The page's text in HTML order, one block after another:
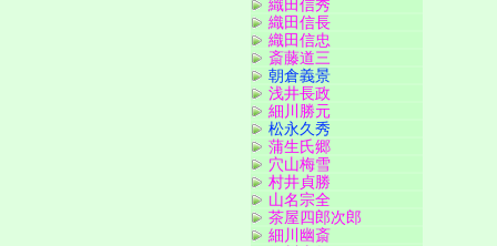
織田信秀
織田信長
織田信忠
斎藤道三
朝倉義景
浅井長政
細川勝元
松永久秀
蒲生氏郷
穴山梅雪
村井貞勝
山名宗全
茶屋四郎次郎
細川幽斎